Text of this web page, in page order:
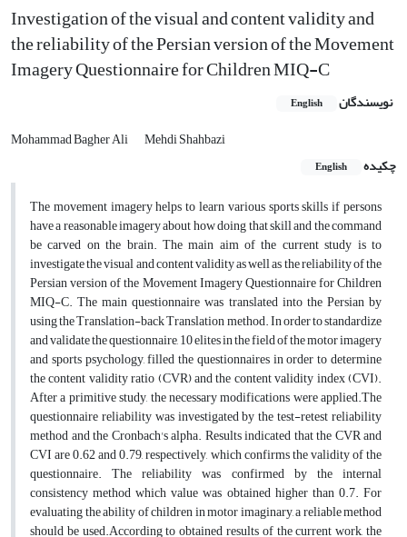
Investigation of the visual and content validity and
the reliability of the Persian version of the Movement
Imagery Questionnaire for Children MIQ-C
نویسندگان English
Mohammad Bagher Ali
Mehdi Shahbazi
چکیده
English
The movement imagery helps to learn various sports skills if persons
have a reasonable imagery about how doing that skill and the command
be carved on the brain. The main aim of the current study is to
investigate the visual and content validity as well as the reliability of the
Persian version of the Movement Imagery Questionnaire for Children
MIQ-C. The main questionnaire was translated into the Persian by
using the Translation-back Translation method. In order to standardize
and validate the questionnaire, 10 elites in the field of the motor imagery
and sports psychology, filled the questionnaires in order to determine
the content validity ratio (CVR) and the content validity index (CVI).
After a primitive study, the necessary modifications were applied.The
questionnaire reliability was investigated by the test-retest reliability
method and the Cronbach's alpha. Results indicated that the CVR and
CVI are 0.62 and 0.79, respectively, which confirms the validity of the
questionnaire. The reliability was confirmed by the internal
consistency method which value was obtained higher than 0.7. For
evaluating the ability of children in motor imaginary, a reliable method
should be used.According to obtained results of the current work, the